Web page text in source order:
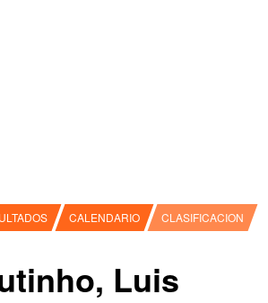
CALENDARIO CLASIFICACION
Luis